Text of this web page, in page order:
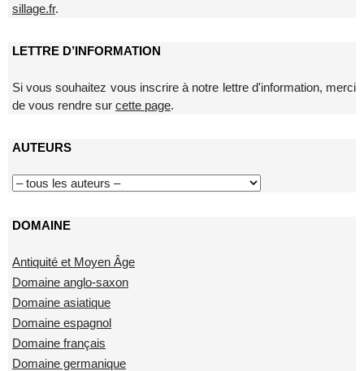
sillage.fr.
LETTRE D’INFORMATION
Si vous souhaitez vous inscrire à notre lettre d'information, merci
de vous rendre sur cette page.
AUTEURS
DOMAINE
Antiquité et Moyen Âge
Domaine anglo-saxon
Domaine asiatique
Domaine espagnol
Domaine français
Domaine germanique